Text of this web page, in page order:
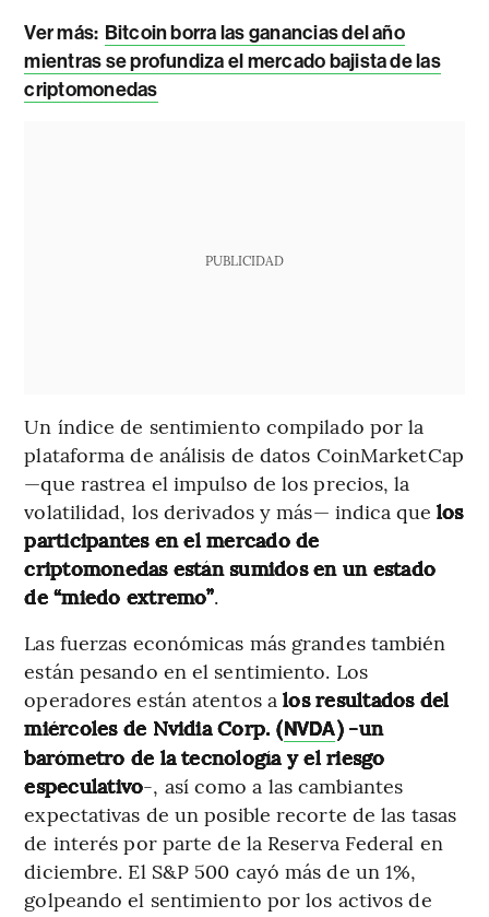
Ver más: Bitcoin borra las ganancias del año
mientras se profundiza el mercado bajista de las
criptomonedas
PUBLICIDAD
Un índice de sentimiento compilado por la
plataforma de análisis de datos CoinMarketCap
—que rastrea el impulso de los precios, la
volatilidad, los derivados y más— indica que los
participantes en el mercado de
criptomonedas están sumidos en un estado
de “miedo extremo”.
Las fuerzas económicas más grandes también
están pesando en el sentimiento. Los
operadores están atentos a los resultados del
miércoles de Nvidia Corp. (NVDA) -un
barómetro de la tecnología y el riesgo
especulativo-, así como a las cambiantes
expectativas de un posible recorte de las tasas
de interés por parte de la Reserva Federal en
diciembre. El S&P 500 cayó más de un 1%,
golpeando el sentimiento por los activos de